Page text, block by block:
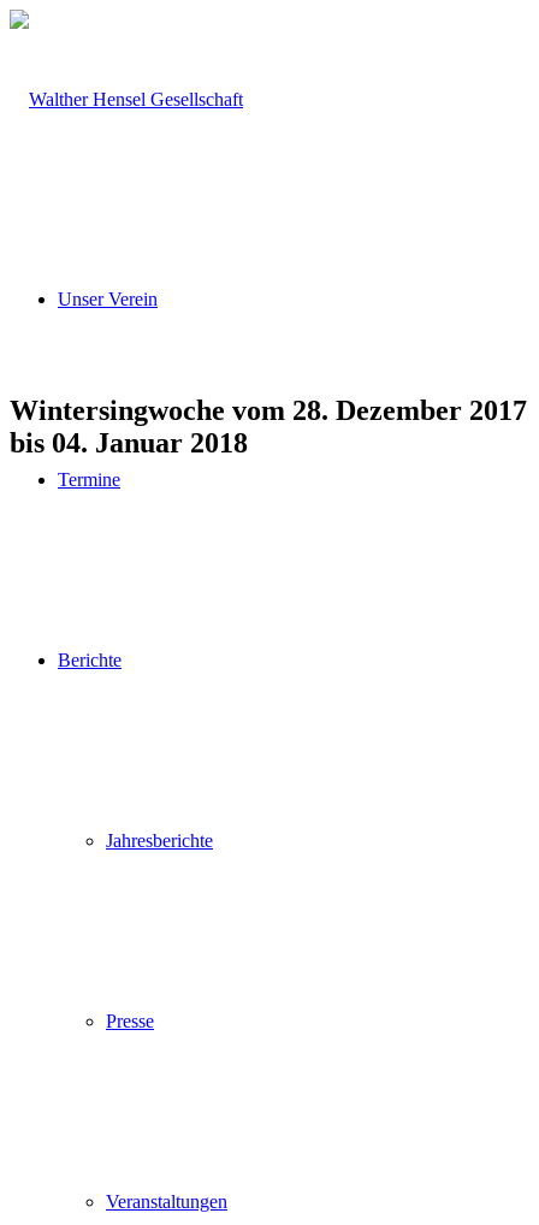
Unser Verein
Termine
Berichte
Jahresberichte
Presse
Veranstaltungen
Wintersingwoche vom 28. Dezember 2017
bis 04. Januar 2018